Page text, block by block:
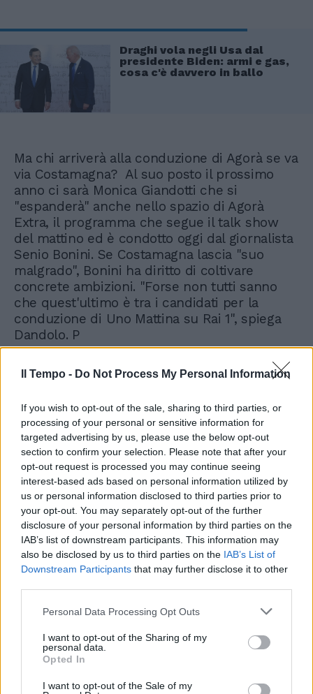
Il Tempo - Do Not Process My Personal Information
If you wish to opt-out of the sale, sharing to third parties, or
processing of your personal or sensitive information for
targeted advertising by us, please use the below opt-out
section to confirm your selection. Please note that after your
opt-out request is processed you may continue seeing
interest-based ads based on personal information utilized by
us or personal information disclosed to third parties prior to
your opt-out. You may separately opt-out of the further
disclosure of your personal information by third parties on the
IAB’s list of downstream participants. This information may
also be disclosed by us to third parties on the IAB’s List of
Downstream Participants that may further disclose it to other
Personal Data Processing Opt Outs
I want to opt-out of the Sharing of my
personal data.
Opted In
I want to opt-out of the Sale of my
Draghi vola negli Usa dal
presidente Biden: armi e gas,
cosa c'è davvero in ballo
Ma chi arriverà alla conduzione di Agorà se va
via Costamagna? Al suo posto il prossimo
anno ci sarà Monica Giandotti che si
"espanderà" anche nello spazio di Agorà
Extra, il programma che segue il talk show
del mattino ed è condotto oggi dal giornalista
Senio Bonini. Se Costamagna lascia "suo
malgrado", Bonini ha diritto di coltivare
concrete ambizioni. "Forse non tutti sanno
che quest'ultimo è tra i candidati per la
conduzione di Uno Mattina su Rai 1", spiega
Dandolo. P